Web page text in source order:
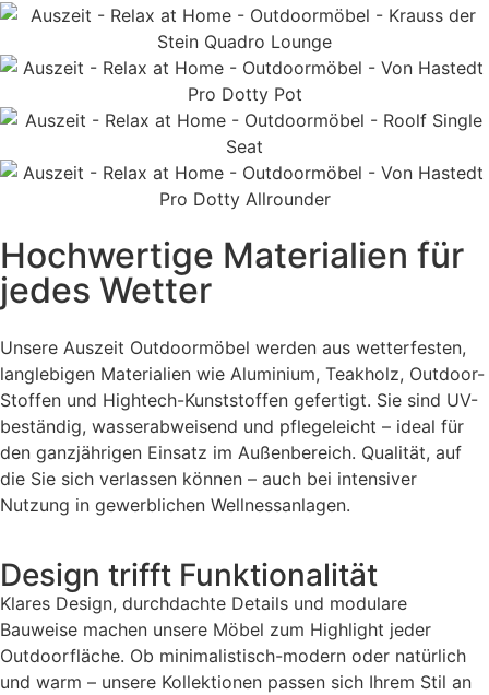
Hochwertige Materialien für
jedes Wetter
Unsere Auszeit Outdoormöbel werden aus wetterfesten,
langlebigen Materialien wie Aluminium, Teakholz, Outdoor-
Stoffen und Hightech-Kunststoffen gefertigt. Sie sind UV-
beständig, wasserabweisend und pflegeleicht – ideal für
den ganzjährigen Einsatz im Außenbereich. Qualität, auf
die Sie sich verlassen können – auch bei intensiver
Nutzung in gewerblichen Wellnessanlagen.
Design trifft Funktionalität
Klares Design, durchdachte Details und modulare
Bauweise machen unsere Möbel zum Highlight jeder
Outdoorfläche. Ob minimalistisch-modern oder natürlich
und warm – unsere Kollektionen passen sich Ihrem Stil an